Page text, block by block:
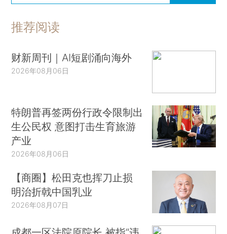
推荐阅读
财新周刊｜AI短剧涌向海外
2026年08月06日
特朗普再签两份行政令限制出
生公民权 意图打击生育旅游
产业
2026年08月06日
【商圈】松田克也挥刀止损
明治折戟中国乳业
2026年08月07日